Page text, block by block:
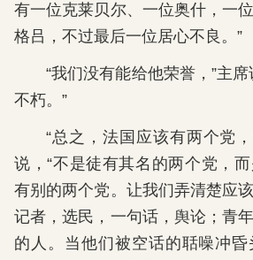
有一位克莱贝尔、一位奥什，一
格吕，不过最后一位居心不良。”
“我们没有能给他荣誉，”主
不朽。”
“总之，法国应该有两个党
说，“不是徒有其名的两个党，
有别的两个党。让我们弄清楚应
记者，选民，一句话，舆论；青
的人。当他们被空话的聒噪冲